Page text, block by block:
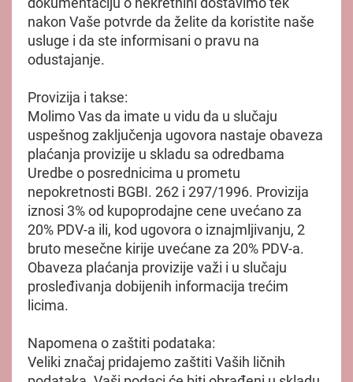
nakon Vaše potvrde da želite da koristite naše
usluge i da ste informisani o pravu na
odustajanje.
Provizija i takse:
Molimo Vas da imate u vidu da u slučaju
uspešnog zaključenja ugovora nastaje obaveza
plaćanja provizije u skladu sa odredbama
Uredbe o posrednicima u prometu
nepokretnosti BGBI. 262 i 297/1996. Provizija
iznosi 3% od kupoprodajne cene uvećano za
20% PDV-a ili, kod ugovora o iznajmljivanju, 2
bruto mesečne kirije uvećane za 20% PDV-a.
Obaveza plaćanja provizije važi i u slučaju
prosleđivanja dobijenih informacija trećim
licima.
Napomena o zaštiti podataka:
Veliki značaj pridajemo zaštiti Vaših ličnih